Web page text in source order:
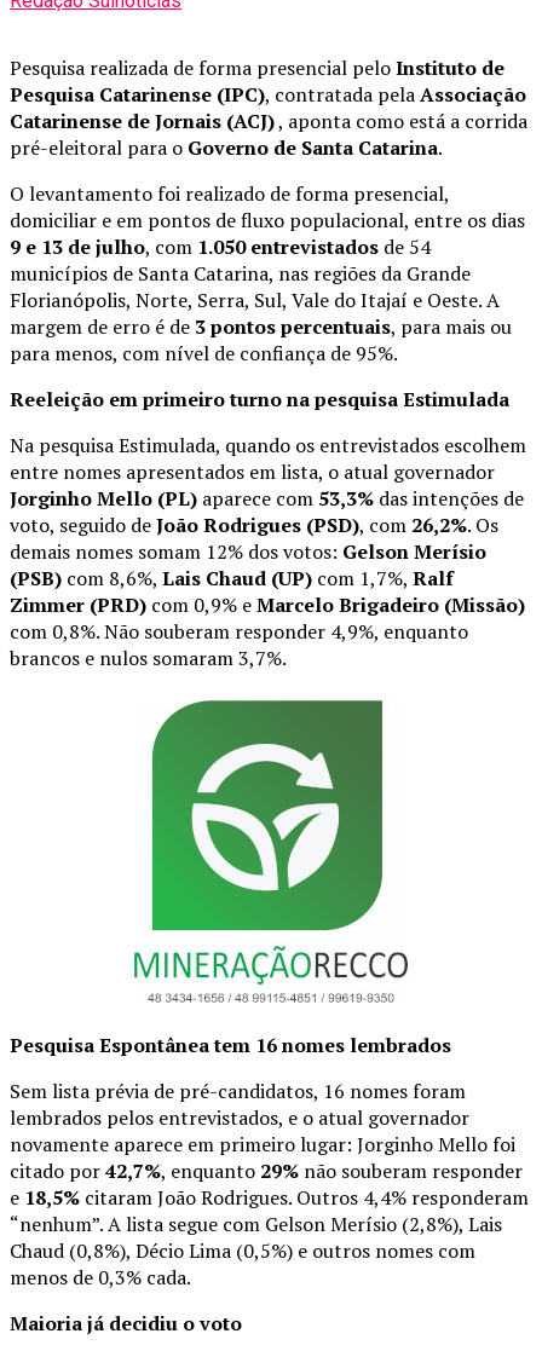
Pesquisa realizada de forma presencial peloInstituto de
Pesquisa Catarinense (IPC), contratada pelaAssociação
Catarinense de Jornais (ACJ), aponta como está a corrida
pré-eleitoral para o Governo de Santa Catarina.
O levantamento foi realizado de forma presencial,
domiciliar e em pontos de fluxo populacional, entre os dias
9 e 13 de julho, com 1.050 entrevistados de 54
municípios de Santa Catarina, nas regiões da Grande
Florianópolis, Norte, Serra, Sul, Vale do Itajaí e Oeste. A
margem de erro é de 3 pontos percentuais, para mais ou
para menos, com nível de confiança de 95%.
Reeleição em primeiro turno na pesquisa Estimulada
Na pesquisa Estimulada, quando os entrevistados escolhem
entre nomes apresentados em lista, o atual governador
Jorginho Mello (PL) aparece com 53,3% das intenções de
voto, seguido deJoão Rodrigues (PSD), com 26,2%. Os
demais nomes somam 12% dos votos: Gelson Merísio
(PSB) com 8,6%, Lais Chaud (UP) com 1,7%, Ralf
Zimmer (PRD) com 0,9% eMarcelo Brigadeiro (Missão)
com 0,8%. Não souberam responder 4,9%, enquanto
brancos e nulos somaram 3,7%.
Pesquisa Espontânea tem 16 nomes lembrados
Sem lista prévia de pré-candidatos, 16 nomes foram
lembrados pelos entrevistados, e o atual governador
novamente aparece em primeiro lugar: Jorginho Mello foi
citado por42,7%, enquanto 29% não souberam responder
e 18,5% citaram João Rodrigues. Outros 4,4% responderam
“nenhum”. A lista segue com Gelson Merísio (2,8%), Lais
Chaud (0,8%), Décio Lima (0,5%) e outros nomes com
menos de 0,3% cada.
Maioria já decidiu o voto